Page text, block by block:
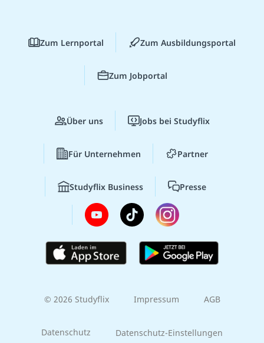
Zum Lernportal Zum Ausbildungsportal
Zum Jobportal
Über uns Jobs bei Studyflix
Für Unternehmen Partner
Studyflix Business Presse
© 2026 Studyflix Impressum AGB
Datenschutz Datenschutz-Einstellungen